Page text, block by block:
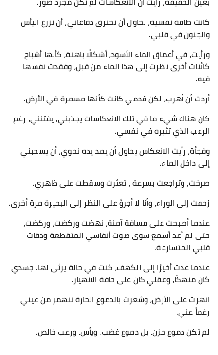
كانت طاقة نفسية، تحاول أن تخترق دفاعاتي، أن تزرع اليأس
والجنون في قلبي.
ورأيت، في أعماق الماء الأسود، أشكالًا باهتة، كأنها أشباح
كائنات أخرى نظرت إلى هذا الماء من قبل، وفقدت نفسها
فيه.
أردت أن أهرب، لكن قدمي كانت كأنها مسمرة في الأرض.
كان هناك شيء ما في تلك الانعكاسات يجذبني، يفتنني، رغم
الرعب الذي تثيره في نفسي.
وفجأة، رأيت الانعكاس يحاول أن يمد يده نحوي، أن يسحبني
إلى داخل الماء.
صرخت، وتراجعت بسرعة ، تعثرت وسقطت على ظهري.
زحفت إلى الوراء، وأنا لا أجرؤ على النظر إلى البحيرة مرة أخرى.
عندما أصبحت على مسافة آمنة، نهضت وركضت، وركضت،
حتى لم أعد أسمع سوى صوت أنفاسي المتقطعة ودقات
قلبي المتسارعة.
عندما عدت أخيرًا إلى الكهف، كنت في حالة يرثى لها. جسدي
كان منهكًا، وعقلي كان على حافة الانهيار.
انهرت على الأرض، وشعرت بالدموع الحارة تنهمر من عيني
رغماً عني.
لم تكن دموع حزن، بل دموع غضب، ويأس، ورعب خالص.